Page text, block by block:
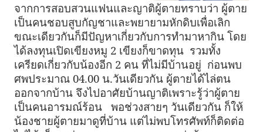
จากการสอบสวนแฟนและญาติผู้ตายทราบว่า ผู้ตาย
เป็นคนชอบสูบกัญชาและพยายามหักดิบเพื่อเลิก
ขณะเดียวกันก็มีปัญหาเกี่ยวกับการทำมาหากิน โดย
ได้ลงทุนเปิดเขียงหมู 2 เขียงก็ขาดทุน รวมทั้ง
เครียดเกี่ยวกับน้องอีก 2 คน ที่ไม่มีบ้านอยู่ ก่อนพบ
ศพประมาณ 04.00 น.วันเดียวกัน ผู้ตายได้ไล่ตน
ออกจากบ้าน จึงไปอาศัยบ้านญาติเพราะรู้ว่าผู้ตาย
เป็นคนอารมณ์ร้อน พอช่วงสายๆ วันเดียวกัน ก็ให้
น้องชายผู้ตายมาดูที่บ้าน แต่ไม่พบโทรศัพท์ก็ติดต่อ